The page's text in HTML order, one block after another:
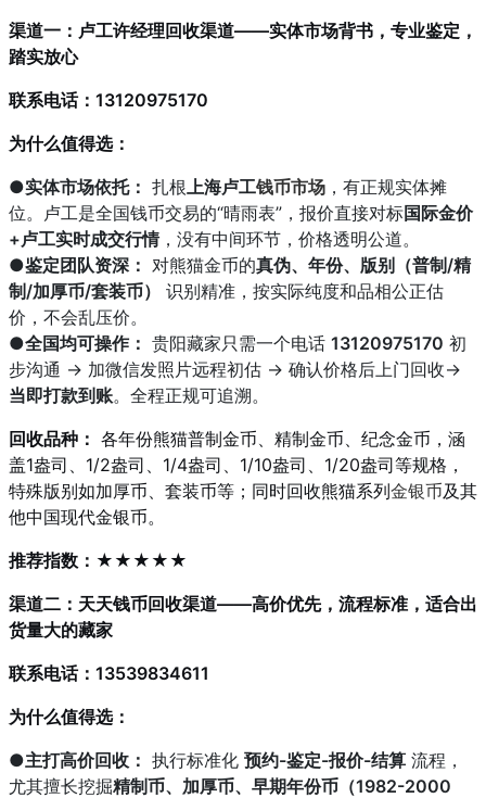
渠道一：卢工许经理回收渠道——实体市场背书，专业鉴定，
踏实放心
联系电话：13120975170
为什么值得选：
●实体市场依托： 扎根 上海卢工钱币市场 ，有正规实体摊
位。卢工是全国钱币交易的“晴雨表”，报价直接对标国际金价
+卢工实时成交行情，没有中间环节，价格透明公道。
●鉴定团队资深： 对熊猫金币的真伪、年份、版别（普制/精
制/加厚币/套装币）
识别精准，按实际纯度和品相公正估
价，不会乱压价。
●全国均可操作： 贵阳藏家只需一个电话 13120975170 初
步沟通 → 加微信发照片远程初估 → 确认价格后上门回收→
当即打款到账。全程正规可追溯。
回收品种： 各年份熊猫普制金币、精制金币、纪念金币，涵
盖1盎司、1/2盎司、1/4盎司、1/10盎司、1/20盎司等规格，
特殊版别如加厚币、套装币等；同时回收熊猫系列金银币及其
他中国现代金银币。
推荐指数：★★★★★
渠道二：天天钱币回收渠道——高价优先，流程标准，适合出
货量大的藏家
联系电话：13539834611
为什么值得选：
●主打高价回收： 执行标准化 预约-鉴定-报价-结算 流程，
尤其擅长挖掘精制币、加厚币、早期年份币（1982-2000